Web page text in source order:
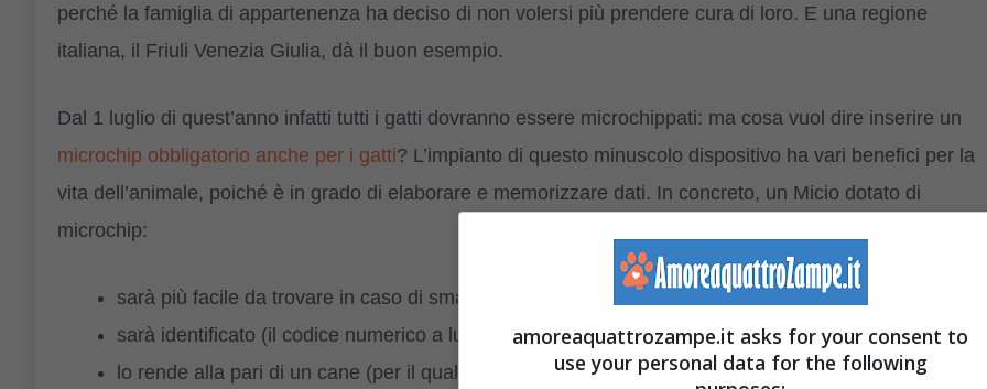
perché la famiglia di appartenenza ha deciso di non volersi più prendere cura di loro. E una regione
italiana, il Friuli Venezia Giulia, dà il buon esempio.
Dal 1 luglio di quest’anno infatti tutti i gatti dovranno essere microchippati: ma cosa vuol dire inserire un
microchip obbligatorio anche per i gatti? L’impianto di questo minuscolo dispositivo ha vari benefici per la
vita dell’animale, poiché è in grado di elaborare e memorizzare dati. In concreto, un Micio dotato di
microchip:
sarà più facile da trovare in caso di smarrimento,
sarà identificato (il codice numerico a lui assegnato è associato ai dati del padrone),
lo rende alla pari di un cane (per il quale vige l’obbligo di microchip per Legge),
amoreaquattrozampe.it asks for your consent to
use your personal data for the following